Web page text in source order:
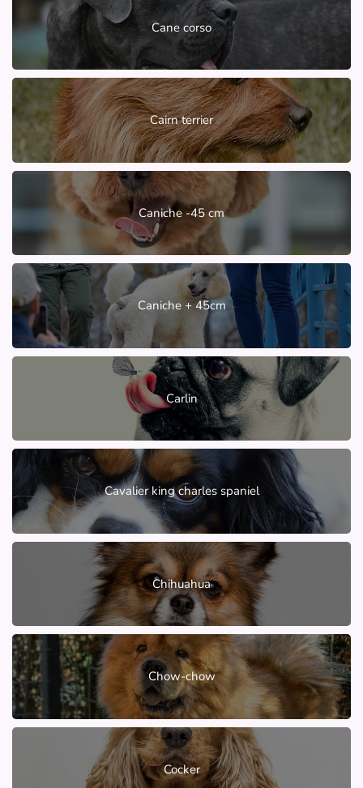
Cane corso
Cairn terrier
Caniche -45 cm
Caniche + 45cm
Carlin
Cavalier king charles spaniel
Chihuahua
Chow-chow
Cocker